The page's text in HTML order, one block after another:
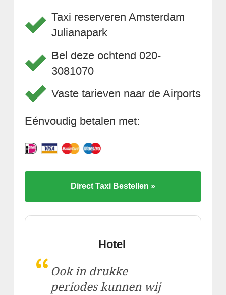
Taxi reserveren Amsterdam
Julianapark
Bel deze ochtend 020-
3081070
Vaste tarieven naar de Airports
Eénvoudig betalen met:
Direct Taxi Bestellen »
Hotel
“ Ook in drukke
periodes kunnen wij